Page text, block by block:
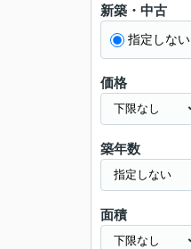
新築・中古
指定しない
価格
築年数
面積